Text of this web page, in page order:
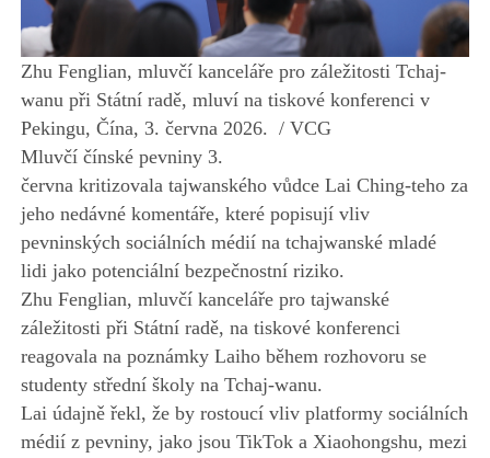
Zhu Fenglian, mluvčí kanceláře pro záležitosti Tchaj-
wanu při Státní radě, mluví na tiskové konferenci v
Pekingu, Čína, 3. června 2026. / VCG
Mluvčí čínské pevniny 3.
června kritizovala tajwanského vůdce Lai Ching-teho za
jeho nedávné komentáře, které popisují vliv
pevninských sociálních médií na tchajwanské mladé
lidi jako potenciální bezpečnostní riziko.
Zhu Fenglian, mluvčí kanceláře pro tajwanské
záležitosti při Státní radě, na tiskové konferenci
reagovala na poznámky Laiho během rozhovoru se
studenty střední školy na Tchaj-wanu.
Lai údajně řekl, že by rostoucí vliv platformy sociálních
médií z pevniny, jako jsou TikTok a Xiaohongshu, mezi